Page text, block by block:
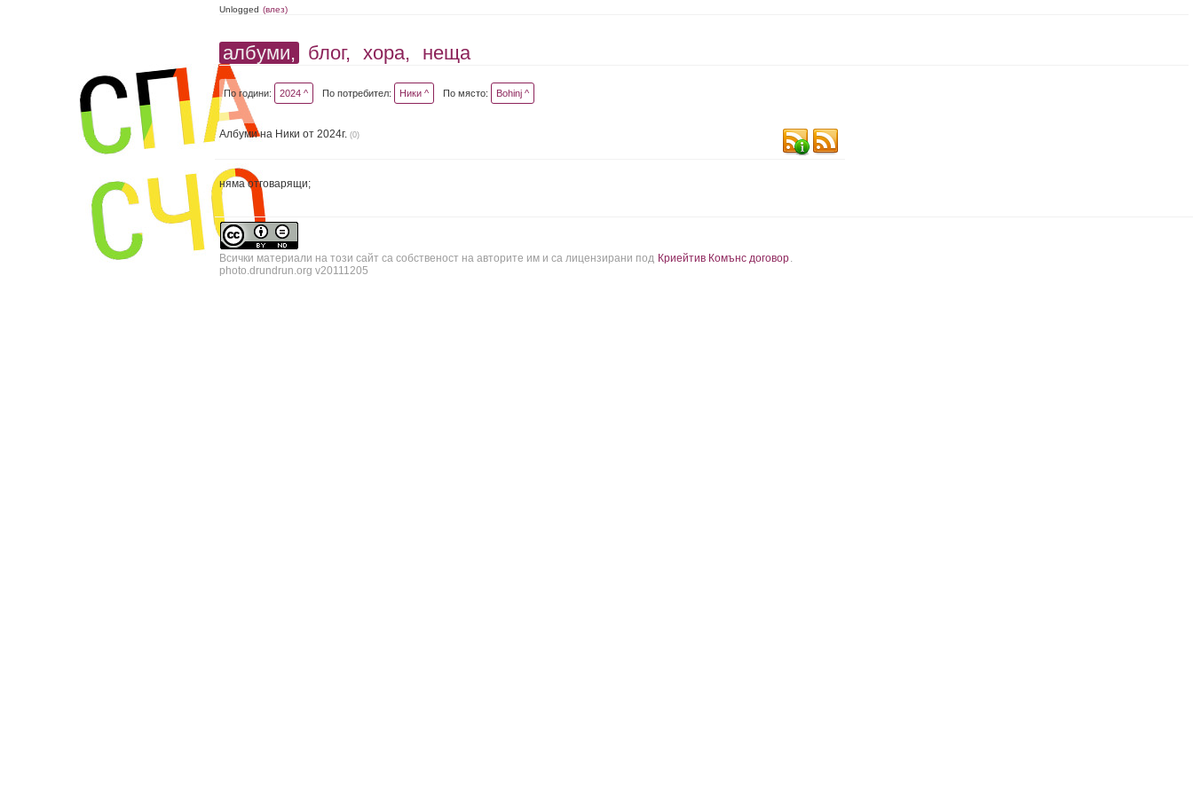
Unlogged (влез)
албуми, блог, хора, неща
По години: 2024 ^ По потребител: Ники ^ По място: Bohinj ^
Албуми на Ники от 2024г. (0)
няма отговарящи;
Всички материали на този сайт са собственост на авторите им и са лицензирани под Криейтив Комънс договор.
photo.drundrun.org v20111205